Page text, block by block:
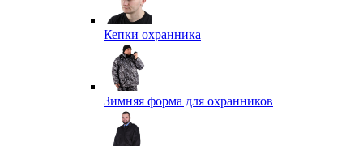
Кепки охранника
Зимняя форма для охранников